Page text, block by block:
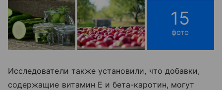
15
фото
Исследователи также установили, что добавки,
содержащие витамин Е и бета-каротин, могут